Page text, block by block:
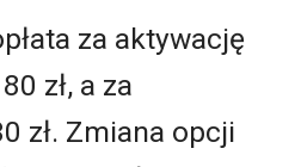
za aktywację
zł, a za
zł. Zmiana opcji